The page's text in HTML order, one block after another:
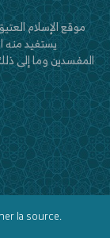
يستفيد
المفسدين وما إلى
la source.